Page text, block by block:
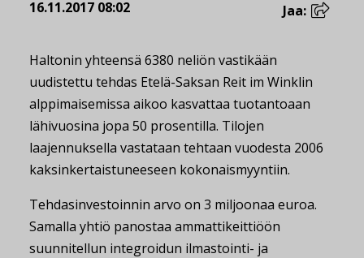
16.11.2017 08:02 Jaa:
Haltonin yhteensä 6380 neliön vastikään
uudistettu tehdas Etelä-Saksan Reit im Winklin
alppimaisemissa aikoo kasvattaa tuotantoaan
lähivuosina jopa 50 prosentilla. Tilojen
laajennuksella vastataan tehtaan vuodesta 2006
kaksinkertaistuneeseen kokonaismyyntiin.
Tehdasinvestoinnin arvo on 3 miljoonaa euroa.
Samalla yhtiö panostaa ammattikeittiöön
suunnitellun integroidun ilmastointi- ja